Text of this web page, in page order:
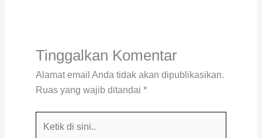
Tinggalkan Komentar
Alamat email Anda tidak akan dipublikasikan.
Ruas yang wajib ditandai *